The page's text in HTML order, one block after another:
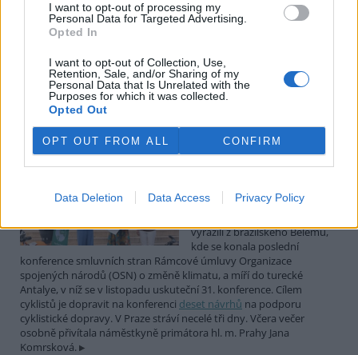
I want to opt-out of processing my
Personal Data for Targeted Advertising.
Opted In
I want to opt-out of Collection, Use,
Retention, Sale, and/or Sharing of my
Personal Data that Is Unrelated with the
Purposes for which it was collected.
Opted Out
OPT OUT FROM ALL CONFIRM
Data Deletion Data Access Privacy Policy
krátkou lebkou a zploštělým
čumákem, jako jsou například mopsi nebo buldočci, starší jedinci a
zvířata se srdečním onemocněním. Jejich majitelé pro ně
dehydrataci nebo kolapsu. ČTK to sdělila viceprezidentka Komory
veterinárních lékařů ČR Kateřina Valdhans.
Do Prahy dorazili jezdci cyklistické štafety, míří na
konferenci o klimatu
Do Prahy dnes dorazili jezdci
mezinárodní cyklistické štafety
vyrazili z brazilského Belému,
kde se konala poslední
konference smluvních stran Rámcové úmluvy Organizace
spojených národů (OSN) o změně klimatu, a míří do turecké
Antalye, v níž se v listopadu uskuteční 31. konference. Cílem
cyklistů je dopravit na konferenci deset návrhů na podporu
cyklistické dopravy. V Praze stráví necelé tři dny. Včera večer
osobně přivítala náměstkyně primátora hl. m. Prahy Jana
Komrsková.